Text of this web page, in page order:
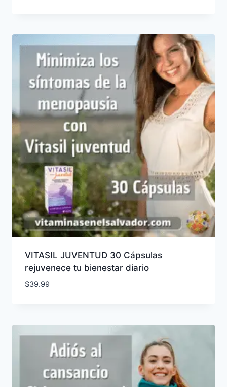
VITASIL JUVENTUD 30 Cápsulas
rejuvenece tu bienestar diario
$39.99